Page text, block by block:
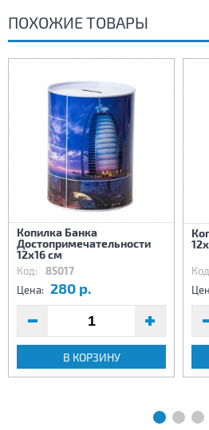
ПОХОЖИЕ ТОВАРЫ
Копилка Банка
Достопримечательности
12х16 см
Код: 85017
Цена: 280 р.
В КОРЗИНУ